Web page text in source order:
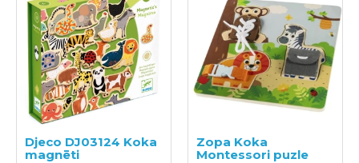
Djeco DJ03124 Koka
magnēti
Zopa Koka
Montessori puzle